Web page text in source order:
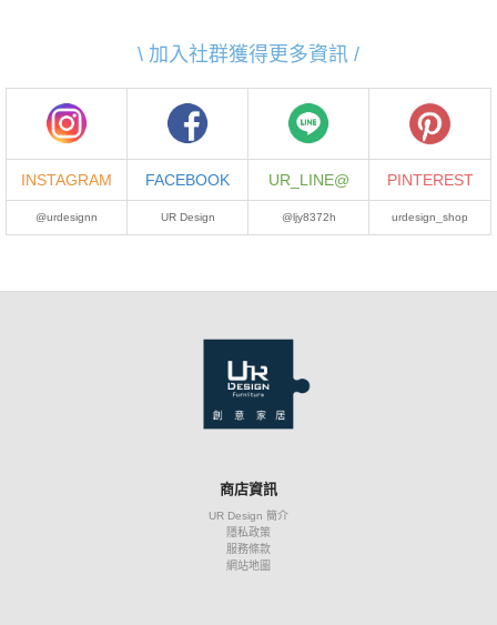
\ 加入社群獲得更多資訊 /
INSTAGRAM FACEBOOK UR_LINE@ PINTEREST
@urdesignn UR Design @ljy8372h urdesign_shop
商店資訊
UR Design 簡介
隱私政策
服務條款
網站地圖